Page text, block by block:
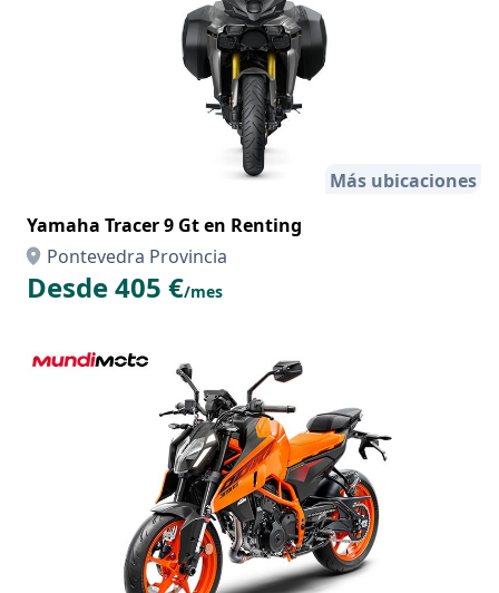
Más ubicaciones
Yamaha Tracer 9 Gt en Renting
Pontevedra Provincia
Desde 405 €/mes